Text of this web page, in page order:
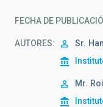
FECHA DE
AUTORES Sr.
Mr. Roi